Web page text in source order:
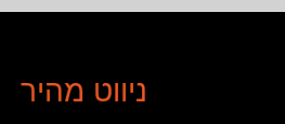
ניווט מהיר